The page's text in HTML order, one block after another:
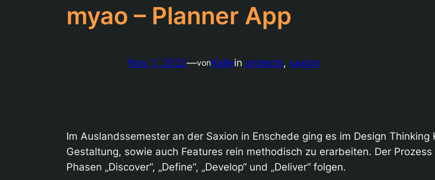
myao – Planner App
Nov. 1, 2022—vonKallein projects, saxion
Im Auslandssemester an der Saxion in Enschede ging es im Design
Gestaltung, sowie auch Features rein methodisch zu erarbeiten. Der
Phasen „Discover“, „Define“, „Develop“ und „Deliver“ folgen.